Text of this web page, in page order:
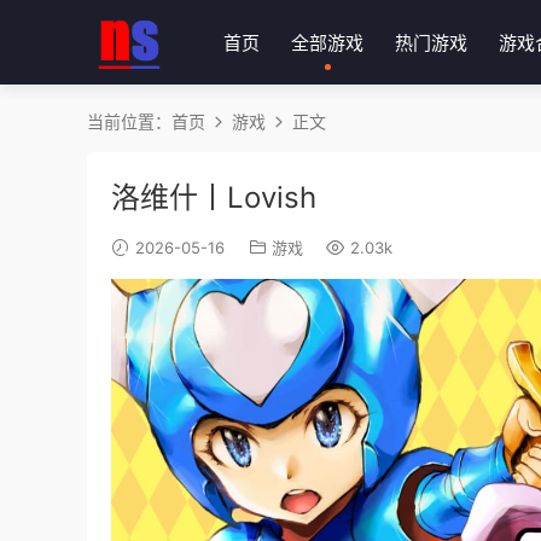
首页 全部游戏 热门游戏 游戏
当前位置： 首页 游戏 正文
洛维什丨Lovish
2026-05-16 游戏 2.03k